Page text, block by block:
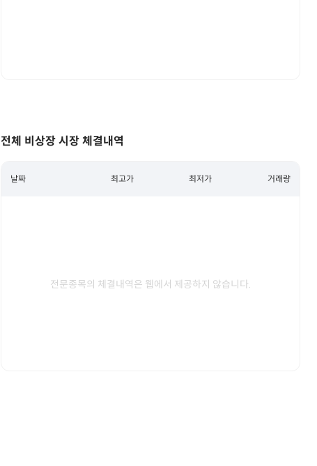
전체 비상장 시장 체결내역
날짜 최고가 최저가 거래량
전문종목의 체결내역은 웹에서 제공하지 않습니다.